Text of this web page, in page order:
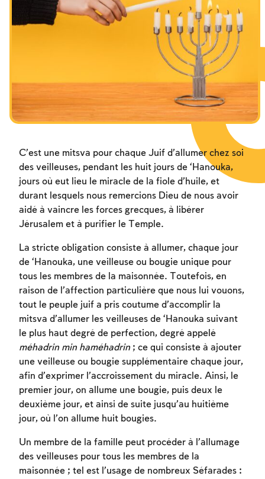
Les jeûnes liés à la destruction du Temple
Hanouca
Les jeûnes liés à la destruction du Temple
Hanouca
C’est une mitsva pour chaque Juif d’allumer chez soi
des veilleuses, pendant les huit jours de ‘Hanouka,
jours où eut lieu le miracle de la fiole d’huile, et
durant lesquels nous remercions Dieu de nous avoir
aidé à vaincre les forces grecques, à libérer
Jérusalem et à purifier le Temple.
La stricte obligation consiste à allumer, chaque jour
de ‘Hanouka, une veilleuse ou bougie unique pour
tous les membres de la maisonnée. Toutefois, en
raison de l’affection particulière que nous lui vouons,
tout le peuple juif a pris coutume d’accomplir la
mitsva d’allumer les veilleuses de ‘Hanouka suivant
le plus haut degré de perfection, degré appelé
méhadrin min haméhadrin ; ce qui consiste à ajouter
une veilleuse ou bougie supplémentaire chaque jour,
afin d’exprimer l’accroissement du miracle. Ainsi, le
premier jour, on allume une bougie, puis deux le
deuxième jour, et ainsi de suite jusqu’au huitième
jour, où l’on allume huit bougies.
Un membre de la famille peut procéder à l’allumage
des veilleuses pour tous les membres de la
maisonnée ; tel est l’usage de nombreux Séfarades :
Les jeûnes liés à la destruction du Temple
Hanouca